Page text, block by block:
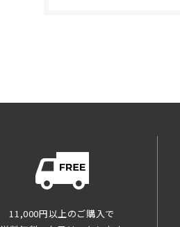
11,000円以上のご購入で